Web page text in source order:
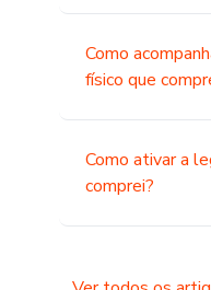
Como
físico que
Como ativar a
comprei?